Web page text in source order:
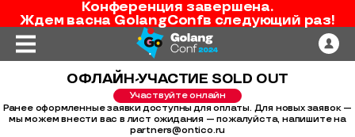
Конференция завершена.
Ждем васна GolangConfв следующий раз!
ОФЛАЙН-УЧАСТИЕ SOLD OUT
Участвуйте онлайн
Ранее оформленные заявки доступны для оплаты. Для новых заявок —
мы можем внести вас в лист ожидания — пожалуйста, напишите на
partners@ontico.ru